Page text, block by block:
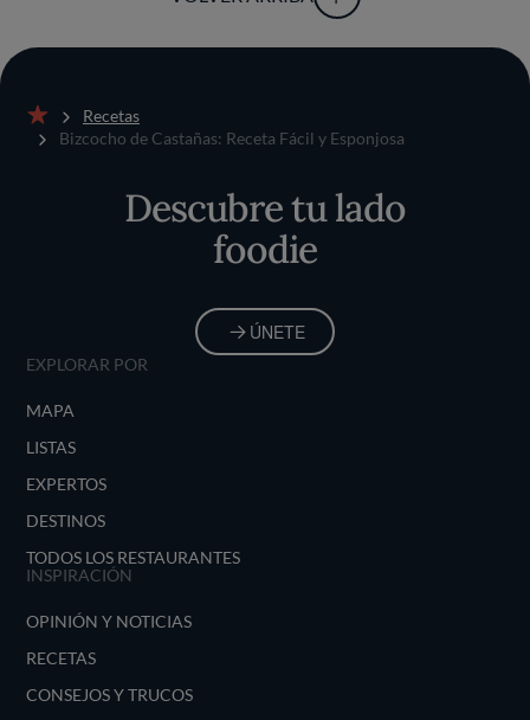
Inicio
Recetas
Bizcocho de Castañas: Receta Fácil y Esponjosa
Descubre tu lado
foodie
ÚNETE
EXPLORAR POR
MAPA
LISTAS
EXPERTOS
DESTINOS
TODOS LOS RESTAURANTES
INSPIRACIÓN
OPINIÓN Y NOTICIAS
RECETAS
CONSEJOS Y TRUCOS